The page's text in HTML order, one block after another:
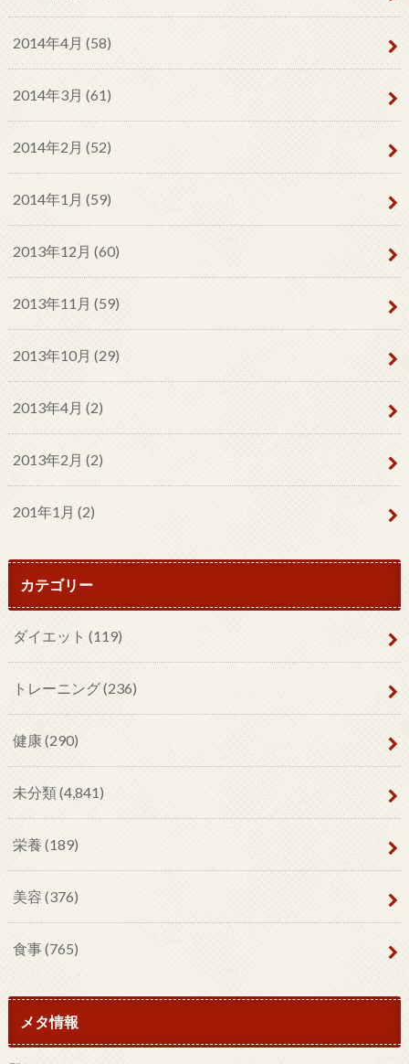
2014年4月 (58)
2014年3月 (61)
2014年2月 (52)
2014年1月 (59)
2013年12月 (60)
2013年11月 (59)
2013年10月 (29)
2013年4月 (2)
2013年2月 (2)
201年1月 (2)
カテゴリー
ダイエット (119)
トレーニング(236)
健康(290)
未分類(4,841)
栄養 (189)
美容 (376)
食事(765)
メタ情報